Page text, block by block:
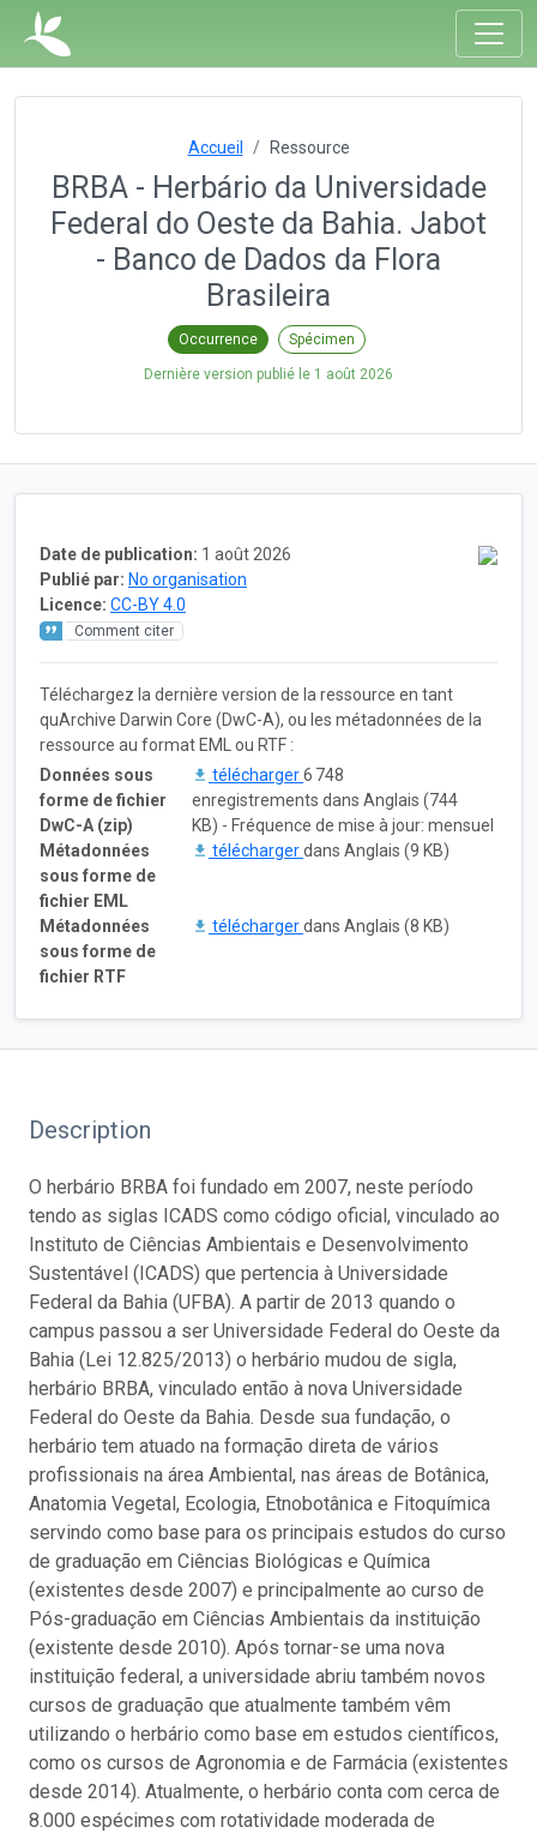
Accueil Ressource
BRBA - Herbário da Universidade
Federal do Oeste da Bahia. Jabot
- Banco de Dados da Flora
Brasileira
Occurrence Spécimen
Dernière version publié le 1 août 2026
Date de publication: 1 août 2026
Publié par: No organisation
Licence: CC-BY 4.0
Comment citer
Téléchargez la dernière version de la ressource en tant
quArchive Darwin Core (DwC-A), ou les métadonnées de la
ressource au format EML ou RTF :
Données sous
forme de fichier
DwC-A (zip)
télécharger6 748
enregistrements dans Anglais (744
KB) - Fréquence de mise à jour: mensuel
Métadonnées
sous forme de
fichier EML
téléchargerdans Anglais (9 KB)
Métadonnées
sous forme de
fichier RTF
téléchargerdans Anglais (8 KB)
Description
O herbário BRBA foi fundado em 2007, neste período
tendo as siglas ICADS como código oficial, vinculado ao
Instituto de Ciências Ambientais e Desenvolvimento
Sustentável (ICADS) que pertencia à Universidade
Federal da Bahia (UFBA). A partir de 2013 quando o
campus passou a ser Universidade Federal do Oeste da
Bahia (Lei 12.825/2013) o herbário mudou de sigla,
herbário BRBA, vinculado então à nova Universidade
Federal do Oeste da Bahia. Desde sua fundação, o
herbário tem atuado na formação direta de vários
profissionais na área Ambiental, nas áreas de Botânica,
Anatomia Vegetal, Ecologia, Etnobotânica e Fitoquímica
servindo como base para os principais estudos do curso
de graduação em Ciências Biológicas e Química
(existentes desde 2007) e principalmente ao curso de
Pós-graduação em Ciências Ambientais da instituição
(existente desde 2010). Após tornar-se uma nova
instituição federal, a universidade abriu também novos
cursos de graduação que atualmente também vêm
utilizando o herbário como base em estudos científicos,
como os cursos de Agronomia e de Farmácia (existentes
desde 2014). Atualmente, o herbário conta com cerca de
8.000 espécimes com rotatividade moderada de